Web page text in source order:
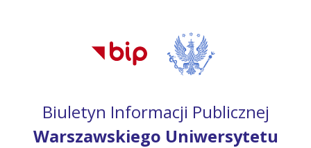
głównego menu
serwisu
Biuletyn Informacji Publicznej
Warszawskiego Uniwersytetu